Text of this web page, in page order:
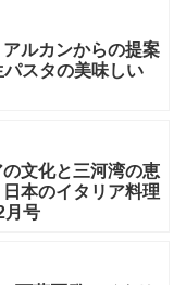
ルカンからの提案
スタの美味しい
文化と三河湾の恵
本のイタリア料理
月号